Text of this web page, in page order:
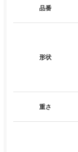
品番
形状
重さ